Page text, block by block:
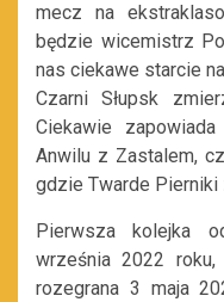
mecz na
będzie wicemistrz
nas ciekawe starcie
Czarni Słupsk
Ciekawie
Anwilu z Zastalem,
gdzie Twarde
Pierwsza kolejka
września 2022
rozegrana 3 maja